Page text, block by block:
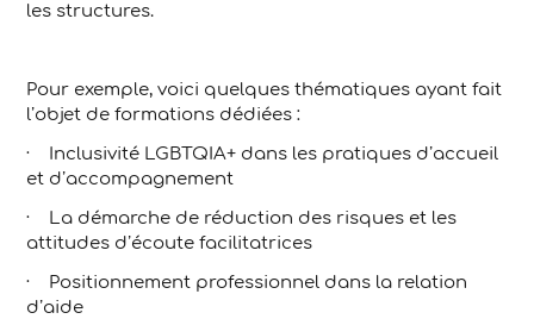
les structures.
Pour exemple, voici quelques thématiques ayant fait
l’objet de formations dédiées :
· Inclusivité LGBTQIA+ dans les pratiques d’accueil
et d’accompagnement
· La démarche de réduction des risques et les
attitudes d’écoute facilitatrices
· Positionnement professionnel dans la relation
d’aide